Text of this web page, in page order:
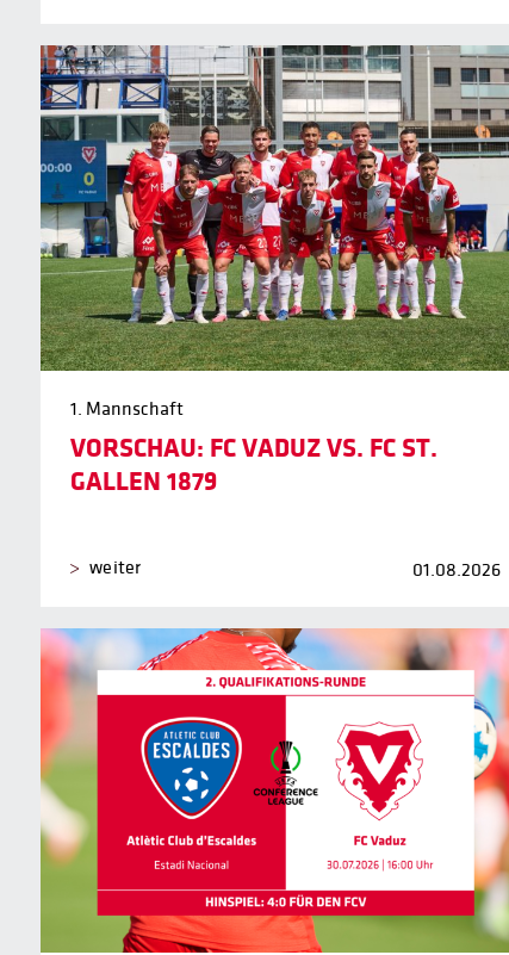
1. Mannschaft
VORSCHAU: FC VADUZ VS. FC ST.
GALLEN 1879
weiter 01.08.2026